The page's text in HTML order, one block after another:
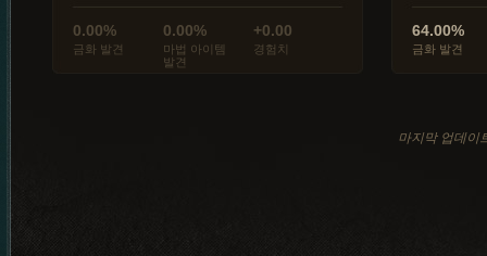
0.00%
금화 발견
0.00%
마법 아이템
발견
+0.00
경험치
64.00%
금화 발견
마지막 업데이